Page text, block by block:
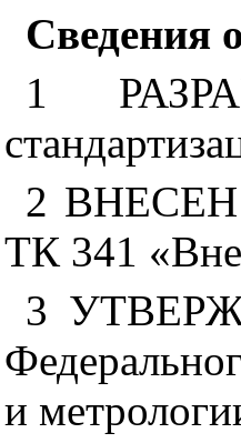
Сведения
1
2 ВНЕСЕН
ТК 341
3
и